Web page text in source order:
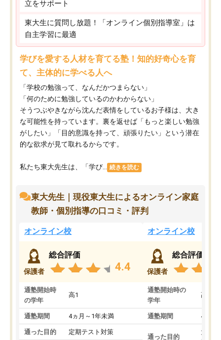
立をサポート
東大生に質問し放題！「オンライン個別指導室」は
自主学習に最適
学びを愛する人材を育てる塾！知的好奇心を育
て、主体的に学べる人へ
「学校の勉強って、なんだかつまらない」
「何のために勉強しているのかわからない」
そうつぶやきながら沈んだ表情をしているお子様は、大き
な可能性を持っています。裏を返せば「もっと楽しい勉強
がしたい」「目的意識を持って、頑張りたい」という潜在
的な欲求が見て取れるからです。
私たち東大先生は、「学び... 続きを読む
東大先生｜現役東大生によるオンライン家庭
教師・個別指導の口コミ・評判
オンライン校
保護者
総合評価
4.4
通塾開始時
の学年
高1
通塾期間 4ヵ月～1年未満
通った目的 定期テスト対策
オンライン校
保護者
総合評価
通塾開始時の
学年
高3
通塾期間 4ヵ月
通った目的
大学